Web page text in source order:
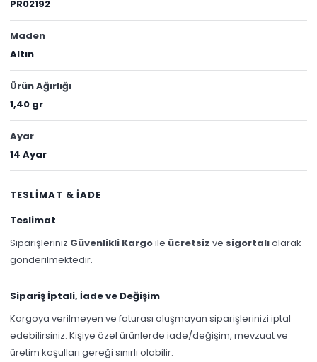
PR02192
Maden
Altın
Ürün Ağırlığı
1,40 gr
Ayar
14 Ayar
TESLİMAT & İADE
Teslimat
Siparişleriniz Güvenlikli Kargoile ücretsiz ve sigortalıolarak
gönderilmektedir.
Sipariş İptali, İade ve Değişim
Kargoya verilmeyen ve faturası oluşmayan siparişlerinizi iptal
edebilirsiniz. Kişiye özel ürünlerde iade/değişim, mevzuat ve
üretim koşulları gereği sınırlı olabilir.